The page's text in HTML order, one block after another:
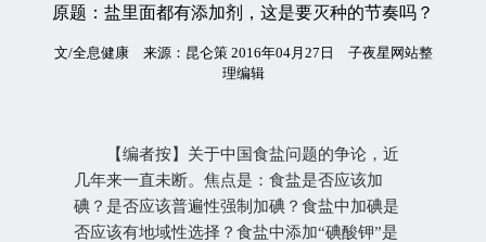
原题：盐里面都有添加剂，这是要灭种的节奏吗？
文/全息健康 来源：昆仑策 2016年04月27日 子夜星网站整
理编辑
【编者按】关于中国食盐问题的争论，近
几年来一直未断。焦点是：食盐是否应该加
碘？是否应该普遍性强制加碘？食盐中加碘是
否应该有地域性选择？食盐中添加“碘酸钾”是